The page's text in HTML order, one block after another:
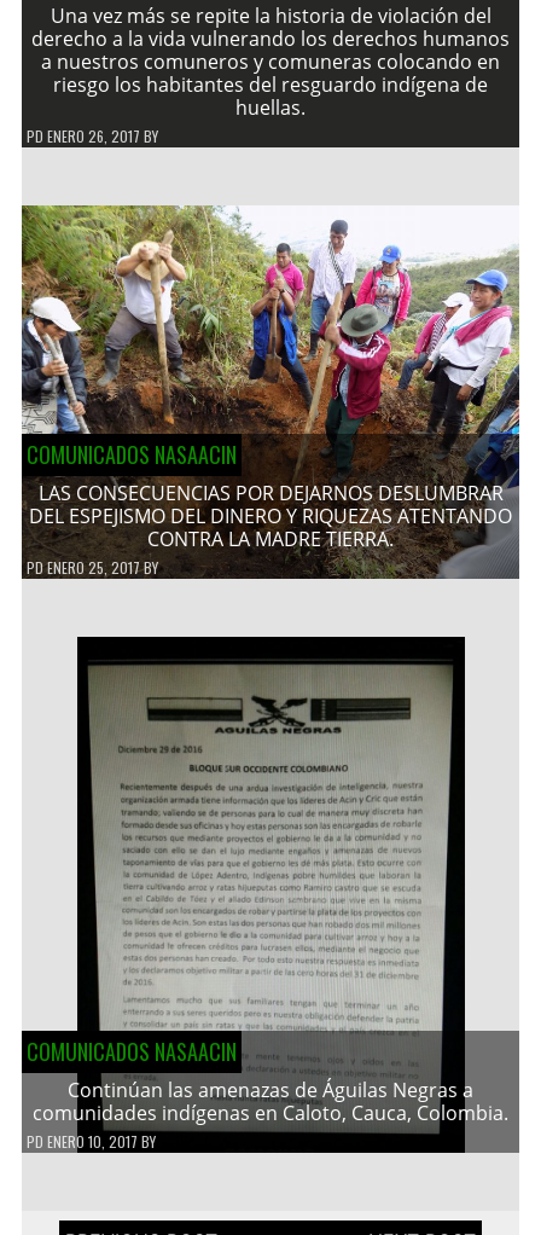
Una vez más se repite la historia de violación del
derecho a la vida vulnerando los derechos humanos
a nuestros comuneros y comuneras colocando en
riesgo los habitantes del resguardo indígena de
huellas.
PD ENERO 26, 2017 BY
COMUNICADOS NASAACIN
LAS CONSECUENCIAS POR DEJARNOS DESLUMBRAR
DEL ESPEJISMO DEL DINERO Y RIQUEZAS ATENTANDO
CONTRA LA MADRE TIERRA.
PDENERO 25, 2017BY
COMUNICADOS NASAACIN
Continúan las amenazas de Águilas Negras a
comunidades indígenas en Caloto, Cauca, Colombia.
PD ENERO 10, 2017 BY